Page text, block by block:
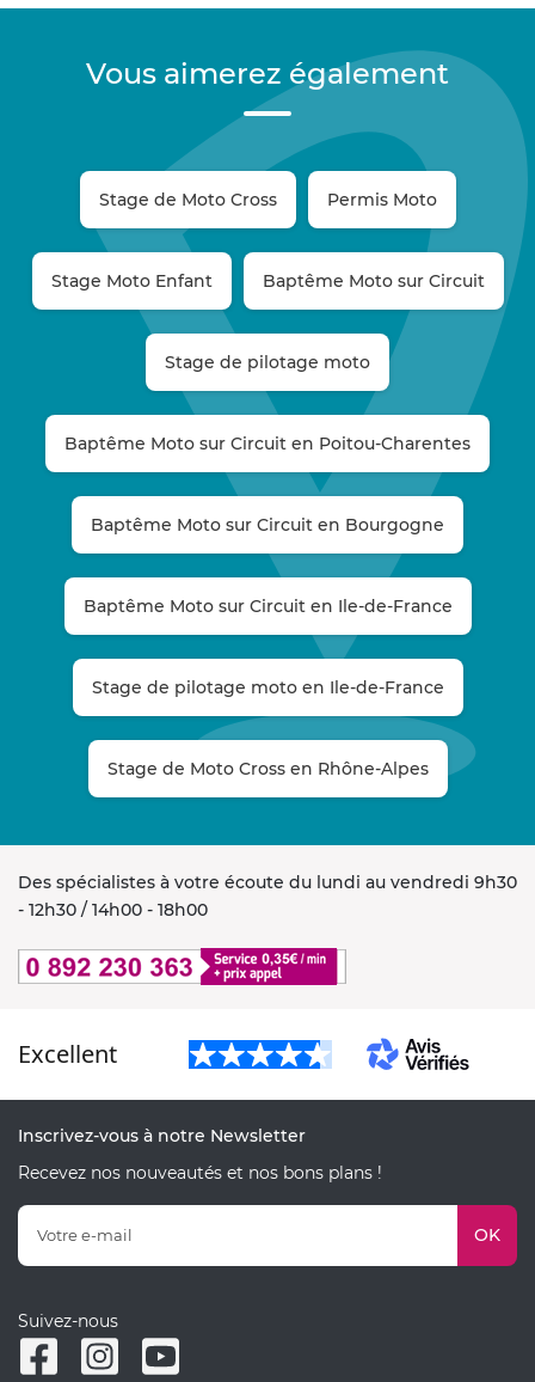
Vous aimerez également
Stage de Moto Cross Permis Moto
Stage Moto Enfant Baptême Moto sur Circuit
Stage de pilotage moto
Baptême Moto sur Circuit en Poitou-Charentes
Baptême Moto sur Circuit en Bourgogne
Baptême Moto sur Circuit en Ile-de-France
Stage de pilotage moto en Ile-de-France
Stage de Moto Cross en Rhône-Alpes
Des spécialistes à votre écoute du lundi au vendredi 9h30
- 12h30 / 14h00 - 18h00
Excellent
Inscrivez-vous à notre Newsletter
Recevez nos nouveautés et nos bons plans !
OK
Suivez-nous